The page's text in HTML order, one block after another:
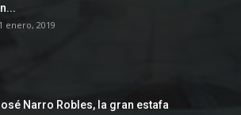
enero, 2019
Narro Robles, la gran estafa